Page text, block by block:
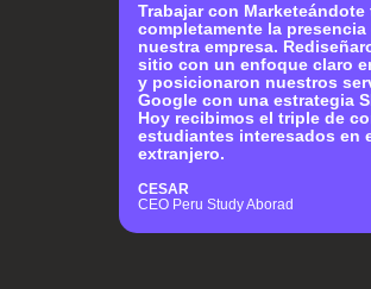
Trabajar con Marketeándote
completamente la
nuestra empresa.
sitio con un enfoque claro
y posicionaron nuestros
Google con una estrategia
Hoy recibimos el triple de
estudiantes interesados en
extranjero.
CESAR
CEO Peru Study Aborad